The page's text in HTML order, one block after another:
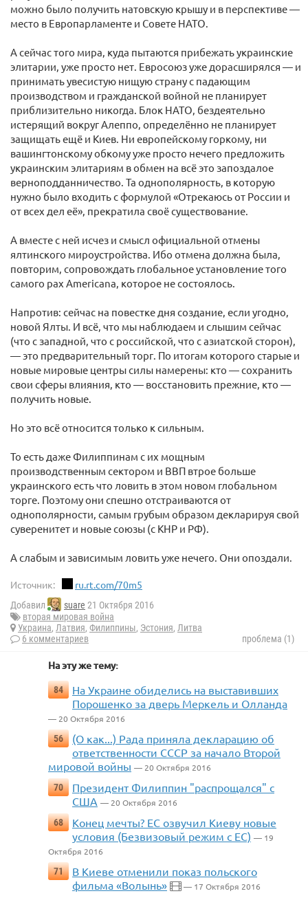
можно было получить натовскую крышу и в перспективе —
место в Европарламенте и Совете НАТО.
А сейчас того мира, куда пытаются прибежать украинские
элитарии, уже просто нет. Евросоюз уже дорасширялся — и
принимать увесистую нищую страну с падающим
производством и гражданской войной не планирует
приблизительно никогда. Блок НАТО, бездеятельно
истерящий вокруг Алеппо, определённо не планирует
защищать ещё и Киев. Ни европейскому горкому, ни
вашингтонскому обкому уже просто нечего предложить
украинским элитариям в обмен на всё это запоздалое
верноподданничество. Та однополярность, в которую
нужно было входить с формулой «Отрекаюсь от России и
от всех дел её», прекратила своё существование.
А вместе с ней исчез и смысл официальной отмены
ялтинского мироустройства. Ибо отмена должна была,
повторим, сопровождать глобальное установление того
самого pax Americana, которое не состоялось.
Напротив: сейчас на повестке дня создание, если угодно,
новой Ялты. И всё, что мы наблюдаем и слышим сейчас
(что с западной, что с российской, что с азиатской сторон),
— это предварительный торг. По итогам которого старые и
новые мировые центры силы намерены: кто — сохранить
свои сферы влияния, кто — восстановить прежние, кто —
получить новые.
Но это всё относится только к сильным.
То есть даже Филиппинам с их мощным
производственным сектором и ВВП втрое больше
украинского есть что ловить в этом новом глобальном
торге. Поэтому они спешно отстраиваются от
однополярности, самым грубым образом декларируя свой
суверенитет и новые союзы (с КНР и РФ).
А слабым и зависимым ловить уже нечего. Они опоздали.
Источник: ru.rt.com/70m5
Добавил suare 21 Октября 2016
вторая мировая война
Украина, Латвия, Филиппины, Эстония, Литва
6 комментариев
проблема (1)
На эту же тему:
84
На Украине обиделись на выставивших
Порошенко за дверь Меркель и Олланда
— 20 Октября 2016
56
(О как...) Рада приняла декларацию об
ответственности СССР за начало Второй
мировой войны — 20 Октября 2016
70
Президент Филиппин "распрощался" с
США — 20 Октября 2016
68
Конец мечты? ЕС озвучил Киеву новые
условия (Безвизовый режим с ЕС) — 19
Октября 2016
71
В Киеве отменили показ польского
фильма «Волынь»
— 17 Октября 2016